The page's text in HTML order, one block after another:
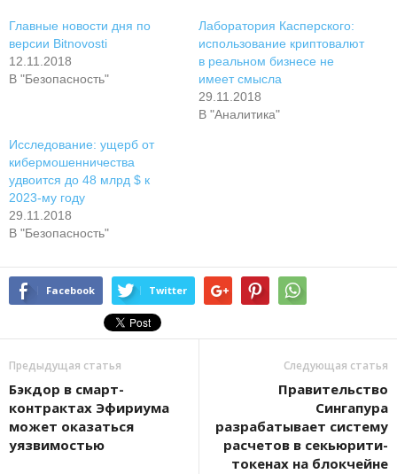
Главные новости дня по
версии Bitnovosti
12.11.2018
В "Безопасность"
Лаборатория Касперского:
использование криптовалют
в реальном бизнесе не
имеет смысла
29.11.2018
В "Аналитика"
Исследование: ущерб от
кибермошенничества
удвоится до 48 млрд $ к
2023-му году
29.11.2018
В "Безопасность"
Facebook Twitter
Предыдущая статья
Бэкдор в смарт-
контрактах Эфириума
может оказаться
уязвимостью
Следующая статья
Правительство
Сингапура
разрабатывает систему
расчетов в секьюрити-
токенах на блокчейне